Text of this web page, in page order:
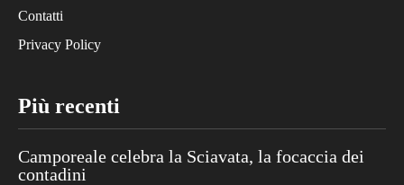
Contatti
Privacy Policy
Più recenti
Camporeale celebra la Sciavata, la focaccia dei
contadini